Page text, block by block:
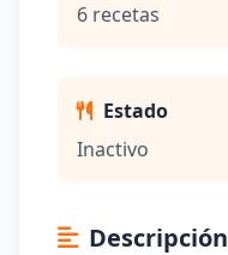
6 recetas
Estado
Inactivo
Descripción